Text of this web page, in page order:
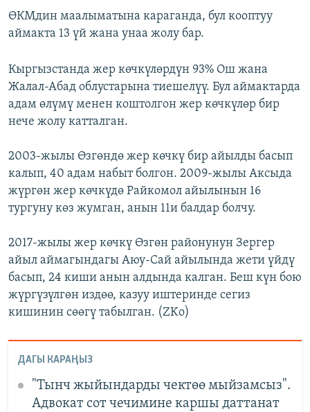
ӨКМдин маалыматына караганда, бул кооптуу
аймакта 13 үй жана унаа жолу бар.
Кыргызстанда жер көчкүлөрдүн 93% Ош жана
Жалал-Абад облустарына тиешелүү. Бул аймактарда
адам өлүмү менен коштолгон жер көчкүлөр бир
нече жолу катталган.
2003-жылы Өзгөндө жер көчкү бир айылды басып
калып, 40 адам набыт болгон. 2009-жылы Аксыда
жүргөн жер көчкүдө Райкомол айылынын 16
тургуну көз жумган, анын 11и балдар болчу.
2017-жылы жер көчкү Өзгөн районунун Зергер
айыл аймагындагы Аюу-Сай айылында жети үйдү
басып, 24 киши анын алдында калган. Беш күн бою
жүргүзүлгөн издөө, казуу иштеринде сегиз
кишинин сөөгү табылган. (ZKo)
ДАГЫ КАРАҢЫЗ
"Тынч жыйындарды чектөө мыйзамсыз".
Адвокат сот чечимине каршы даттанат